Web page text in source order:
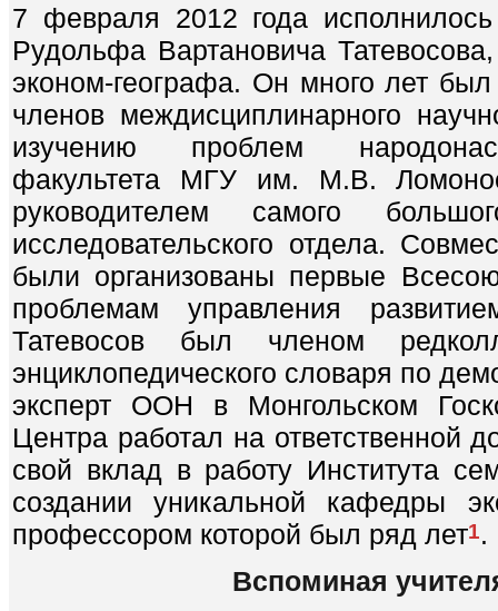
7 февраля 2012 года
Рудольфа Вартановича
эконом-географа. Он много лет
членов междисциплинарного
изучению проблем
факультета МГУ им. М.В.
руководителем самого
исследовательского отдела.
были организованы первые
проблемам управления
Татевосов был членом
энциклопедического словаря по
эксперт ООН в Монгольском
Центра работал на ответственной
свой вклад в работу Института
создании уникальной кафедры
профессором которой был ряд лет1.
Вспоминая